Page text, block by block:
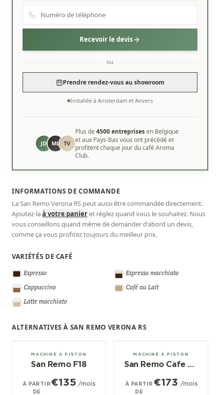
Recevoir le devis
ou
Prendre rendez-vous au showroom
Installée à Amsterdam et Anvers
JD ML TV
Plus de4500 entreprisesen Belgique
et aux Pays-Bas vous ont précédé et
profitent chaque jour du café Aroma
Club.
INFORMATIONS DE COMMANDE
La San Remo Verona RS peut aussi être commandée directement.
Ajoutez-laà votre panieret réglez quand vous le souhaitez. Nous
vous conseillons quand même de demander d'abord un devis,
comme ça vous profitez toujours du meilleur prix.
VARIÉTÉS DE CAFÉ
Espresso
Espresso macchiato
Cappuccino
Café au Lait
Latte macchiato
ALTERNATIVES À SAN REMO VERONA RS
2, 3 groupes
MACHINE À PISTON
San Remo F18
À PARTIR
DE
€135 /mois
2, 3 groupes
MACHINE À PISTON
San Remo Cafe Racer
À PARTIR
DE
€173 /mois